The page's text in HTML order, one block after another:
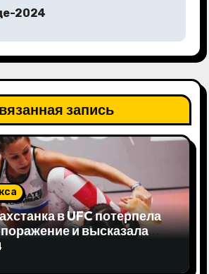
2024
запись
в UFC потерпела
и высказала